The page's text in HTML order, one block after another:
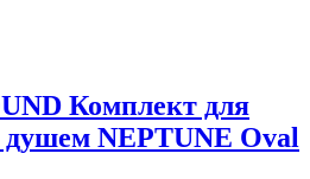
Комплект для
NEPTUNE Oval